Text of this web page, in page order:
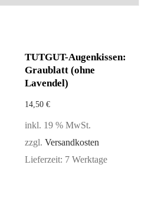
TUTGUT-Augenkissen:
Graublatt (ohne
Lavendel)
14,50 €
inkl. 19 % MwSt.
zzgl. Versandkosten
Lieferzeit: 7 Werktage